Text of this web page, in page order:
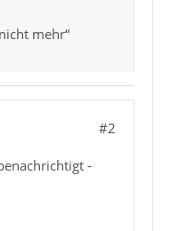
mehr“
#2
-